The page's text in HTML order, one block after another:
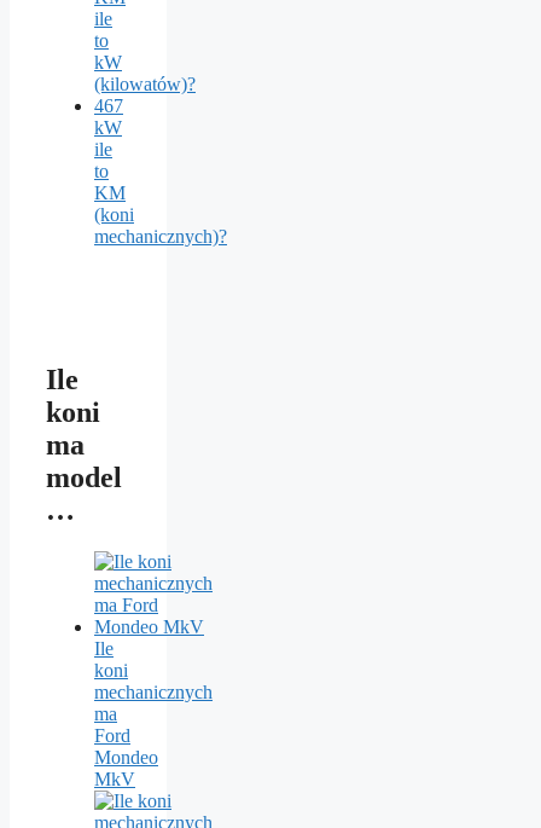
ile
to
kW
(kilowatów)?
467
kW
ile
to
KM
(koni
mechanicznych)?
Ile
koni
ma
model
…
Ile
koni
mechanicznych
ma
Ford
Mondeo
MkV